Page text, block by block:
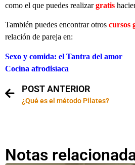
como el que puedes realizargratis
También puedes encontrar otros cursos
relación de pareja en:
Sexo y comida: el Tantra del amor
Cocina afrodisíaca
POST ANTERIOR
¿Qué es el método Pilates?
Notas